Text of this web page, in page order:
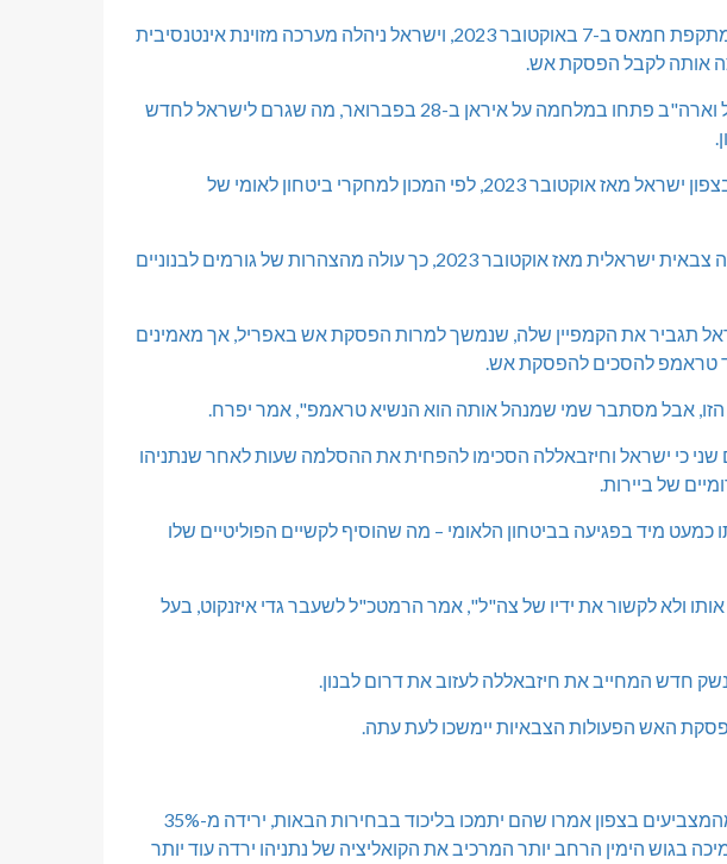
חיזבאללה החל לירות לעבר ישראל לאחר מתקפת חמאס ב-7 באוקטובר 2023, וישראל ניהלה מערכה מזוינת אינטנסיבית
אותה לקבל הפסקת אש.
עם זאת, חיזבאללה ירה שוב לאחר שישראל וארה"ב פתחו במלחמה על איראן ב-28 בפברואר, מה שגרם לישראל לחדש
יותר מ-50 אזרחים נהרגו מאש חיזבאללה בצפון ישראל מאז אוקטובר 2023, לפי המכון למחקרי ביטחון לאומי של
בלבנון יותר מ-7,500 בני אדם נהרגו בפעולה צבאית ישראלית מאז אוקטובר 2023, כך עולה מהצהרות של גורמים לבנוניים
תגביר את הקמפיין שלה, שנמשך למרות הפסקת אש באפריל, אך מאמינים
טראמפ להסכים להפסקת אש.
אבל מסתבר שמי שמנהל אותה הוא הנשיא טראמפ", אמר יפרח.
כי ישראל וחיזבאללה הסכימו להפחית את ההסלמה שעות לאחר שנתניהו
של ביירות.
כמעט מיד בפגיעה בביטחון הלאומי – מה שהוסיף לקשיים הפוליטיים שלו
ולא לקשור את ידיו של צה"ל", אמר הרמטכ"ל לשעבר גדי איזנקוט, בעל
חדש המחייב את חיזבאללה לעזוב את דרום לבנון.
האש הפעולות הצבאיות יימשכו לעת עתה.
הסקר של מעבדות אגם הראה שרק 23% מהמצביעים בצפון אמרו שהם יתמכו בליכוד בבחירות הבאות, ירידה מ-35%
בבחירות האחרונות ב-2022. התמיכה בגוש הימין הרחב יותר המרכיב את הקואליציה של נתניהו ירדה עוד יותר